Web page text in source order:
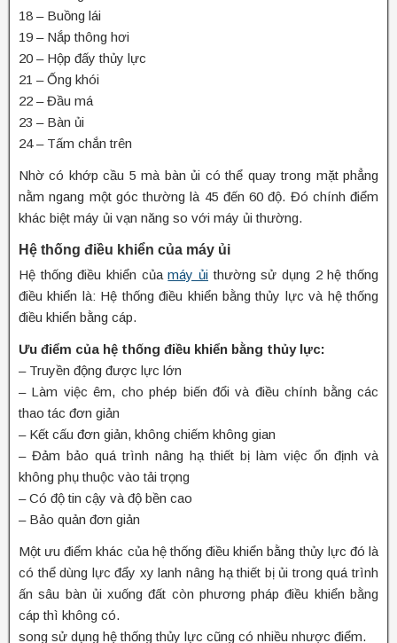
18 – Buồng lái
19 – Nắp thông hơi
20 – Hộp đấy thủy lực
21 – Ống khói
22 – Đầu má
23 – Bàn ủi
24 – Tấm chắn trên
Nhờ có khớp cầu 5 mà bàn ủi có thể quay trong mặt phẳng
nằm ngang một góc thường là 45 đến 60 độ. Đó chính điểm
khác biệt máy ủi vạn năng so với máy ủi thường.
Hệ thống điều khiển của máy ủi
Hệ thống điều khiển củamáy ủi thường sử dụng 2 hệ thống
điều khiển là: Hệ thống điều khiển bằng thủy lực và hệ thống
điều khiển bằng cáp.
Ưu điểm của hệ thống điều khiển bằng thủy lực:
– Truyền động được lực lớn
– Làm việc êm, cho phép biến đổi và điều chính bằng các
thao tác đơn giản
– Kết cấu đơn giản, không chiếm không gian
– Đảm bảo quá trình nâng hạ thiết bị làm việc ổn định và
không phụ thuộc vào tải trọng
– Có độ tin cậy và độ bền cao
– Bảo quản đơn giản
Một ưu điểm khác của hệ thống điều khiển bằng thủy lực đó là
có thể dùng lực đẩy xy lanh nâng hạ thiết bị ủi trong quá trình
ấn sâu bàn ủi xuống đất còn phương pháp điều khiển bằng
cáp thì không có.
song sử dụng hệ thống thủy lực cũng có nhiều nhược điểm.